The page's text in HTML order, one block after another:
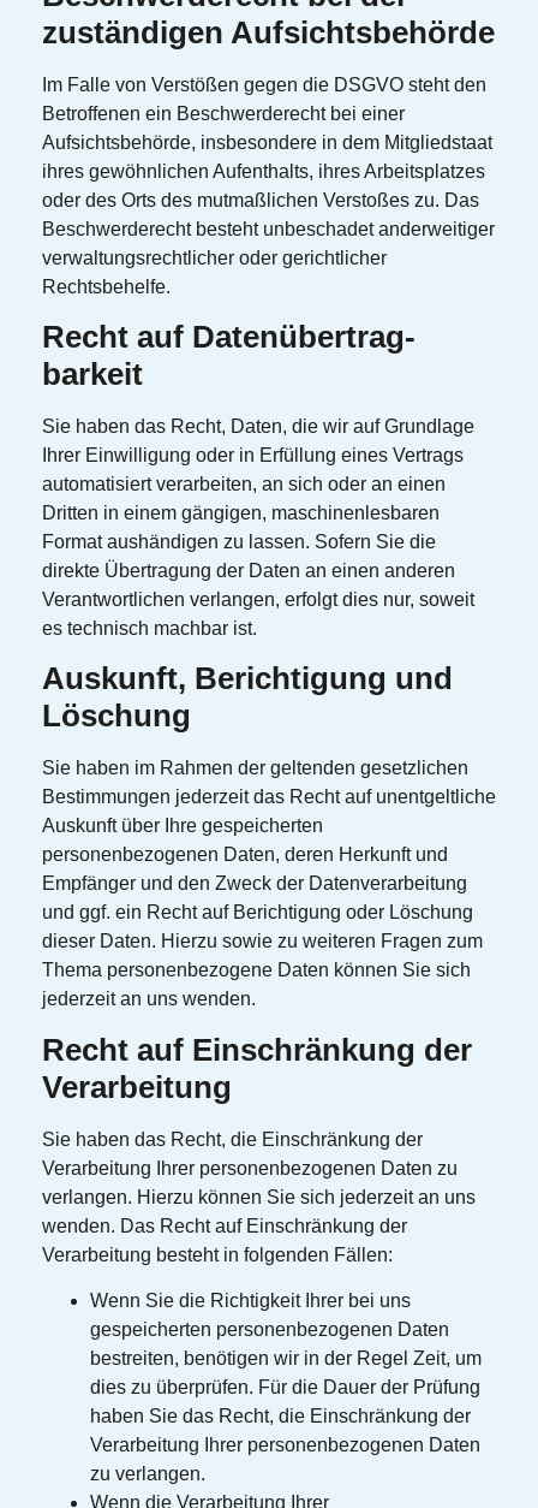
zuständigen Aufsichts­behörde
Im Falle von Verstößen gegen die DSGVO steht den
Betroffenen ein Beschwerderecht bei einer
Aufsichtsbehörde, insbesondere in dem Mitgliedstaat
ihres gewöhnlichen Aufenthalts, ihres Arbeitsplatzes
oder des Orts des mutmaßlichen Verstoßes zu. Das
Beschwerderecht besteht unbeschadet anderweitiger
verwaltungsrechtlicher oder gerichtlicher
Rechtsbehelfe.
Recht auf Daten­übertrag­
barkeit
Sie haben das Recht, Daten, die wir auf Grundlage
Ihrer Einwilligung oder in Erfüllung eines Vertrags
automatisiert verarbeiten, an sich oder an einen
Dritten in einem gängigen, maschinenlesbaren
Format aushändigen zu lassen. Sofern Sie die
direkte Übertragung der Daten an einen anderen
Verantwortlichen verlangen, erfolgt dies nur, soweit
es technisch machbar ist.
Auskunft, Berichtigung und
Löschung
Sie haben im Rahmen der geltenden gesetzlichen
Bestimmungen jederzeit das Recht auf unentgeltliche
Auskunft über Ihre gespeicherten
personenbezogenen Daten, deren Herkunft und
Empfänger und den Zweck der Datenverarbeitung
und ggf. ein Recht auf Berichtigung oder Löschung
dieser Daten. Hierzu sowie zu weiteren Fragen zum
Thema personenbezogene Daten können Sie sich
jederzeit an uns wenden.
Recht auf Einschränkung der
Verarbeitung
Sie haben das Recht, die Einschränkung der
Verarbeitung Ihrer personenbezogenen Daten zu
verlangen. Hierzu können Sie sich jederzeit an uns
wenden. Das Recht auf Einschränkung der
Verarbeitung besteht in folgenden Fällen:
Wenn Sie die Richtigkeit Ihrer bei uns
gespeicherten personenbezogenen Daten
bestreiten, benötigen wir in der Regel Zeit, um
dies zu überprüfen. Für die Dauer der Prüfung
haben Sie das Recht, die Einschränkung der
Verarbeitung Ihrer personenbezogenen Daten
zu verlangen.
Wenn die Verarbeitung Ihrer